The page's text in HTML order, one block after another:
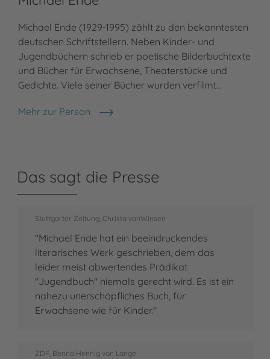
Michael Ende (1929-1995) zählt zu den bekanntesten
deutschen Schriftstellern. Neben Kinder- und
Jugendbüchern schrieb er poetische Bilderbuchtexte
und Bücher für Erwachsene, Theaterstücke und
Gedichte. Viele seiner Bücher wurden verfilmt…
Mehr zur Person
Michael Ende
Das sagt die Presse
Stuttgarter Zeitung, Christa vanWinsen
"Michael Ende hat ein beeindruckendes
literarisches Werk geschrieben, dem das
leider meist abwertendes Prädikat
"Jugendbuch" niemals gerecht wird. Es ist ein
nahezu unerschöpfliches Buch, für
Erwachsene wie für Kinder."
ZDF, Benno Hennig von Lange